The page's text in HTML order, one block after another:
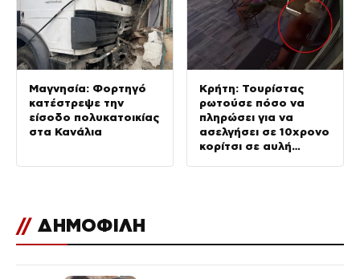
Μαγνησία: Φορτηγό
κατέστρεψε την
είσοδο πολυκατοικίας
στα Κανάλια
Κρήτη: Τουρίστας
ρωτούσε πόσο να
πληρώσει για να
ασελγήσει σε 10χρονο
κορίτσι σε αυλή
// ΔΗΜΟΦΙΛΗ